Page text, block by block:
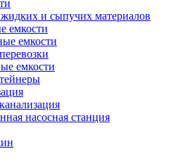
и сыпучих материалов
емкости
емкости
емкости
насосная станция